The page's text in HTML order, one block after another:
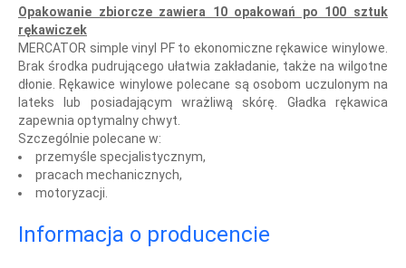
Opakowanie zbiorcze zawiera 10 opakowań po 100 sztuk
rękawiczek
MERCATOR simple vinyl PF to ekonomiczne rękawice winylowe.
Brak środka pudrującego ułatwia zakładanie, także na wilgotne
dłonie. Rękawice winylowe polecane są osobom uczulonym na
lateks lub posiadającym wrażliwą skórę. Gładka rękawica
zapewnia optymalny chwyt.
Szczególnie polecane w:
przemyśle specjalistycznym,
pracach mechanicznych,
motoryzacji.
Informacja o producencie